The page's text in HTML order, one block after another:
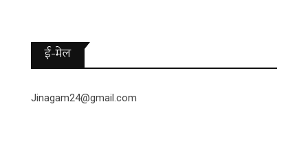
ई-मेल
Jinagam24@gmail.com